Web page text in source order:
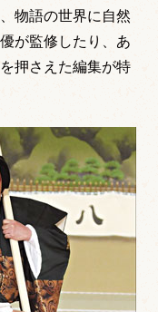
物語の世界に自然
が監修したり、あ
押さえた編集が特